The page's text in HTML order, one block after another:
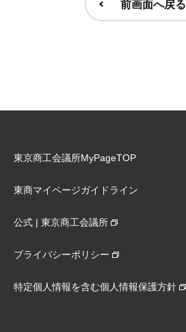
前画面へ戻る
東京商工会議所MyPageTOP
東商マイページガイドライン
公式 | 東京商工会議所
プライバシーポリシー
特定個人情報を含む個人情報保護方針